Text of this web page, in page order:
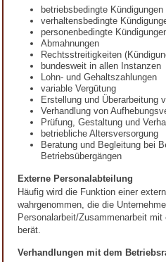
betriebsbedingte Kündigungen
verhaltensbedingte
personenbedingte
Abmahnungen
Rechtsstreitigkeiten
bundesweit in allen Instanzen
Lohn- und Gehaltszahlungen
variable Vergütung
Erstellung und Überarbeitung
Verhandlung von
Prüfung, Gestaltung und
betriebliche Altersversorgung
Beratung und Begleitung bei
Betriebsübergängen
Externe Personalabteilung
Häufig wird die Funktion einer
wahrgenommen, die die
Personalarbeit/Zusammenarbeit
berät.
Verhandlungen mit dem